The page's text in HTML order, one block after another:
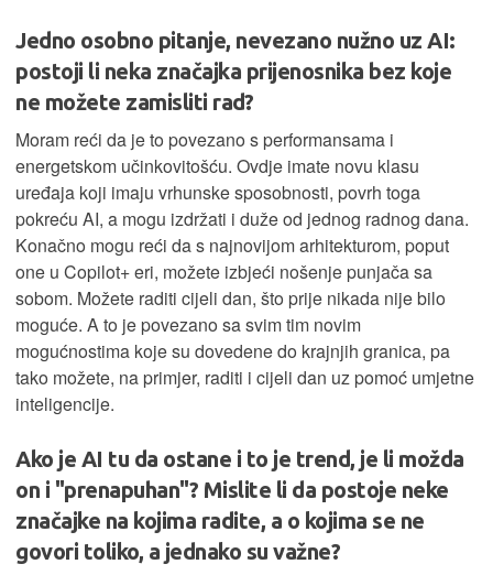
Jedno osobno pitanje, nevezano nužno uz AI:
postoji li neka značajka prijenosnika bez koje
ne možete zamisliti rad?
Moram reći da je to povezano s performansama i
energetskom učinkovitošću. Ovdje imate novu klasu
uređaja koji imaju vrhunske sposobnosti, povrh toga
pokreću AI, a mogu izdržati i duže od jednog radnog dana.
Konačno mogu reći da s najnovijom arhitekturom, poput
one u Copilot+ eri, možete izbjeći nošenje punjača sa
sobom. Možete raditi cijeli dan, što prije nikada nije bilo
moguće. A to je povezano sa svim tim novim
mogućnostima koje su dovedene do krajnjih granica, pa
tako možete, na primjer, raditi i cijeli dan uz pomoć umjetne
inteligencije.
Ako je AI tu da ostane i to je trend, je li možda
on i "prenapuhan"? Mislite li da postoje neke
značajke na kojima radite, a o kojima se ne
govori toliko, a jednako su važne?